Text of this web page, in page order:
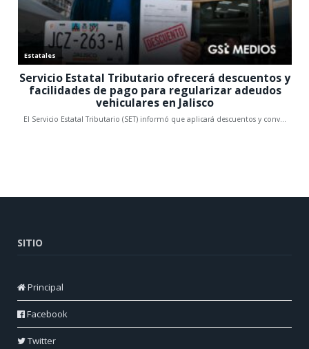
SITIO
Principal
Facebook
Twitter